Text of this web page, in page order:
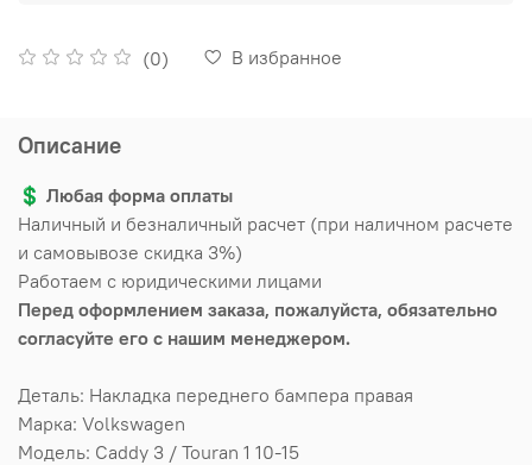
(0) В избранное
Описание
💲 Любая форма оплаты
Наличный и безналичный расчет (при наличном расчете
и самовывозе скидка 3%)
Работаем с юридическими лицами
Перед оформлением заказа, пожалуйста, обязательно
согласуйте его с нашим менеджером.
Деталь: Накладка переднего бампера правая
Марка: Volkswagen
Модель: Caddy 3 / Touran 1 10-15